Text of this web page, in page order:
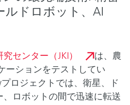
ルドロボット、AI
センター（JKI）
は、農
ーションをテストしてい
ロジェクトでは、衛星、ド
、ロボットの間で迅速に転送